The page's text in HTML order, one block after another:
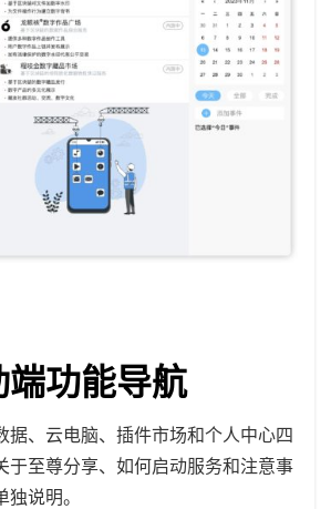
功能导航
据、云电脑、插件市场和个人中心四
于至尊分享、如何启动服务和注意事
说明。